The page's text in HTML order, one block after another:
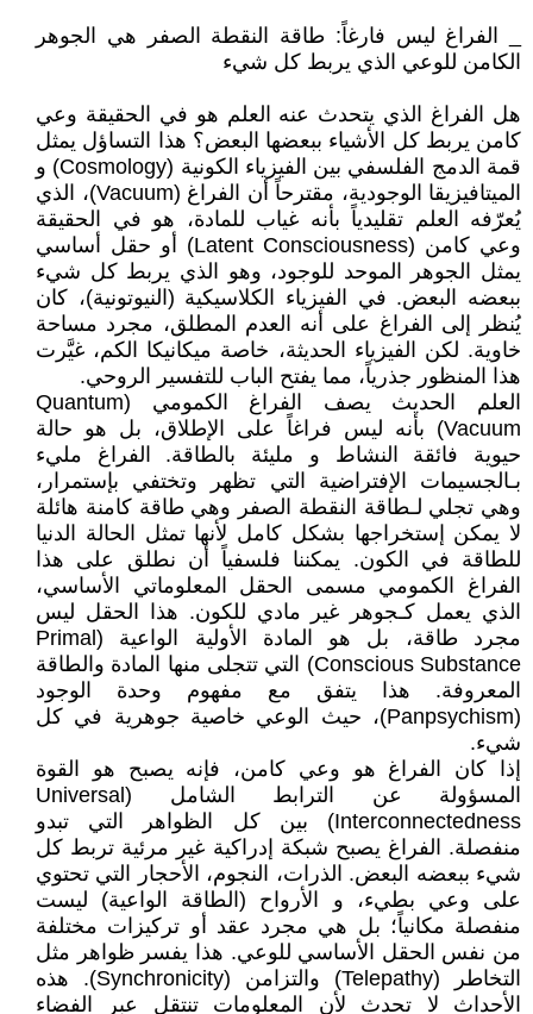
_ الفراغ ليس فارغاً: طاقة النقطة الصفر هي الجوهر
الكامن للوعي الذي يربط كل شيء
هل الفراغ الذي يتحدث عنه العلم هو في الحقيقة وعي
كامن يربط كل الأشياء ببعضها البعض؟ هذا التساؤل يمثل
قمة الدمج الفلسفي بين الفيزياء الكونية (Cosmology) و
الميتافيزيقا الوجودية، مقترحاً أن الفراغ (Vacuum)، الذي
يُعرّفه العلم تقليدياً بأنه غياب للمادة، هو في الحقيقة
وعي كامن (Latent Consciousness) أو حقل أساسي
يمثل الجوهر الموحد للوجود، وهو الذي يربط كل شيء
ببعضه البعض. في الفيزياء الكلاسيكية (النيوتونية)، كان
يُنظر إلى الفراغ على أنه العدم المطلق، مجرد مساحة
خاوية. لكن الفيزياء الحديثة، خاصة ميكانيكا الكم، غيَّرت
هذا المنظور جذرياً، مما يفتح الباب للتفسير الروحي.
العلم الحديث يصف الفراغ الكمومي (Quantum
Vacuum) بأنه ليس فراغاً على الإطلاق، بل هو حالة
حيوية فائقة النشاط و مليئة بالطاقة. الفراغ مليء
بـالجسيمات الإفتراضية التي تظهر وتختفي بإستمرار،
وهي تجلي لـطاقة النقطة الصفر وهي طاقة كامنة هائلة
لا يمكن إستخراجها بشكل كامل لأنها تمثل الحالة الدنيا
للطاقة في الكون. يمكننا فلسفياً أن نطلق على هذا
الفراغ الكمومي مسمى الحقل المعلوماتي الأساسي،
الذي يعمل كـجوهر غير مادي للكون. هذا الحقل ليس
مجرد طاقة، بل هو المادة الأولية الواعية (Primal
Conscious Substance) التي تتجلى منها المادة والطاقة
المعروفة. هذا يتفق مع مفهوم وحدة الوجود
(Panpsychism)، حيث الوعي خاصية جوهرية في كل
شيء.
إذا كان الفراغ هو وعي كامن، فإنه يصبح هو القوة
المسؤولة عن الترابط الشامل (Universal
Interconnectedness) بين كل الظواهر التي تبدو
منفصلة. الفراغ يصبح شبكة إدراكية غير مرئية تربط كل
شيء ببعضه البعض. الذرات، النجوم، الأحجار التي تحتوي
على وعي بطيء، و الأرواح (الطاقة الواعية) ليست
منفصلة مكانياً؛ بل هي مجرد عقد أو تركيزات مختلفة
من نفس الحقل الأساسي للوعي. هذا يفسر ظواهر مثل
التخاطر (Telepathy) والتزامن (Synchronicity). هذه
الأحداث لا تحدث لأن المعلومات تنتقل عبر الفضاء